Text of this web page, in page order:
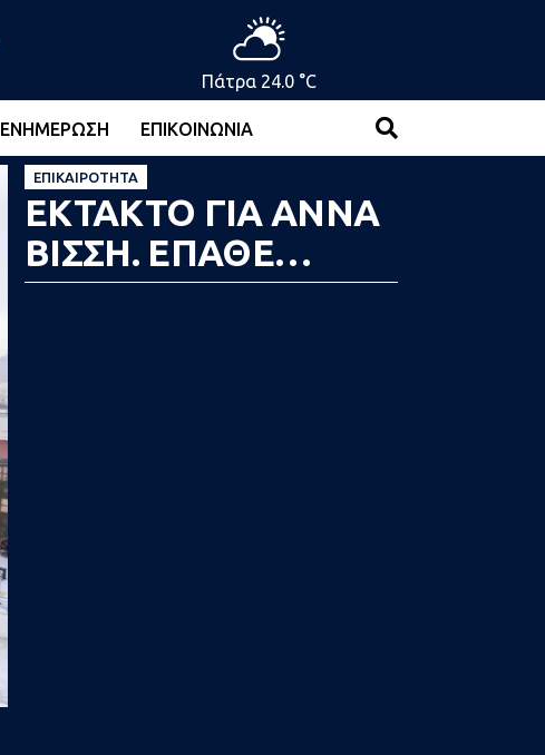
Πάτρα 24.0 °C
ΕΝΗΜΈΡΩΣΗ ΕΠΙΚΟΙΝΩΝΊΑ
ΕΠΙΚΑΙΡΌΤΗΤΑ
ΕΚΤΑΚΤΟ ΓΙΑ ΑΝΝΑ
ΒΙΣΣΗ. ΕΠΑΘΕ…